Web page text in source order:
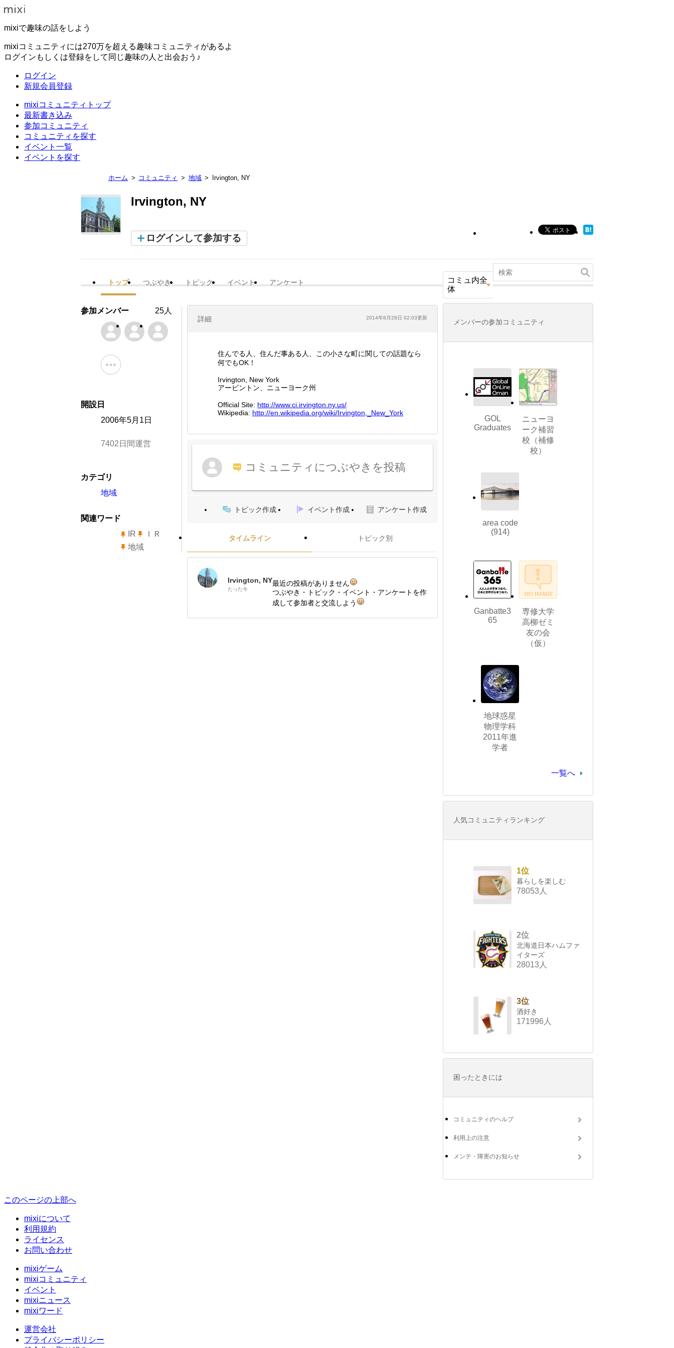
mixiで趣味の話をしよう
mixiコミュニティには270万を超える趣味コミュニティがあるよ
ログインもしくは登録をして同じ趣味の人と出会おう♪
ログイン
新規会員登録
mixiコミュニティトップ
最新書き込み
参加コミュニティ
コミュニティを探す
イベント一覧
イベントを探す
ホーム コミュニティ 地域 Irvington, NY
Irvington, NY
ログインして参加する
トップ つぶやき トピック イベント アンケート
コミュ内全
体
詳細 2014年8月28日 02:03更新
住んでる人、住んだ事ある人、この小さな町に関しての話題なら
何でもOK！
Irvington, New York
アービントン、ニューヨーク州
Official Site: http://www.ci. irvington.ny.us/
Wikipedia: http://en.wikipedia.org/wiki/Irvington,_New_York
コミュニティにつぶやきを投稿
トピック作成 イベント作成 アンケート作成
タイムライン トピック別
Irvington, NY
たった今
最近の投稿がありません
つぶやき・トピック・イベント・アンケートを作
成して参加者と交流しよう
参加メンバー 25人
開設日
2006年5月1日
7402日間運営
カテゴリ
地域
関連ワード
IR
ＩＲ
地域
メンバーの参加コミュニティ
GOL
Graduates
ニューヨ
ーク補習
校（補修
校）
area code
(914)
Ganbatte3
65
専修大学
高柳ゼミ
友の会
（仮）
地球惑星
物理学科
2011年進
学者
一覧へ
人気コミュニティランキング
1位
暮らしを楽しむ
78053人
2位
北海道日本ハムファ
イターズ
28013人
3位
酒好き
171996人
困ったときには
コミュニティのヘルプ
利用上の注意
メンテ・障害のお知らせ
このページの上部へ
mixiについて
利用規約
ライセンス
お問い合わせ
mixiゲーム
mixiコミュニティ
イベント
mixiニュース
mixiワード
運営会社
プライバシーポリシー